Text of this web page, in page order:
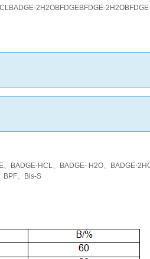
2H2OBFDGEBFDGE-
BADGE-HCL、BADGE- H2O、BADGE-
BPF、Bis-S